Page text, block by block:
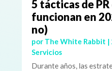
5 tácticas de
funcionan en
no)
por The White Rabbit |
Servicios
Durante años, las